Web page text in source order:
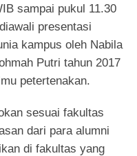
sampai pukul 11.30
presentasi
kampus oleh Nabila
Putri tahun 2017
petertenakan.
sesuai fakultas
dari para alumni
di fakultas yang